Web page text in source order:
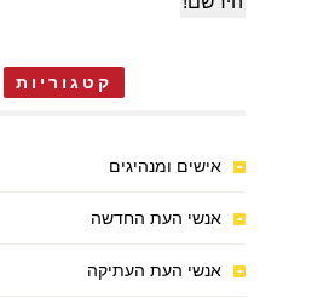
קטגוריות
אישים ומנהיגים
אנשי העת החדשה
אנשי העת העתיקה